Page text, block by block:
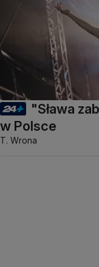
"Sława
w Polsce
T. Wrona